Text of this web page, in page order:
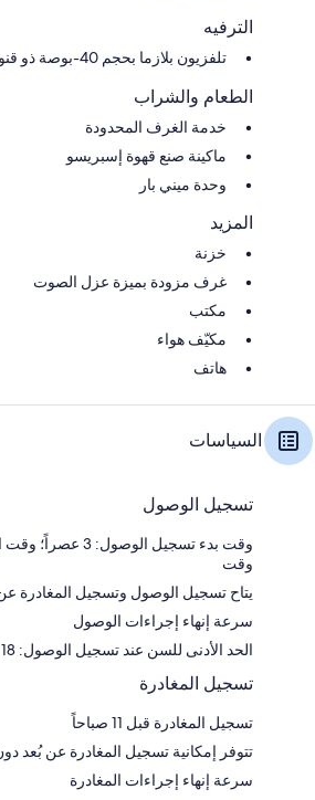
الترفيه
تلفزيون بلازما بحجم 40-بوصة ذو قنوات بث مدفوعة الاشتراك
الطعام والشراب
خدمة الغرف المحدودة
ماكينة صنع قهوة إسبريسو
وحدة ميني بار
المزيد
خزنة
غرف مزودة بميزة عزل الصوت
مكتب
مكيّف هواء
هاتف
السياسات
تسجيل الوصول
وقت بدء تسجيل
وقت
يتاح تسجيل الوصول وتسجيل المغادرة
سرعة إنهاء إجراءات الوصول
الحد الأدنى للسن عند تسجيل الوصول: 18
تسجيل المغادرة
تسجيل المغادرة قبل 11 صباحاً
تتوفر إمكانية تسجيل المغادرة عن بُعد
سرعة إنهاء إجراءات المغادرة